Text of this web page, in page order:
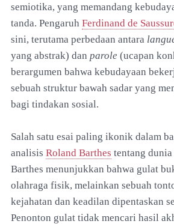
semiotika, yang memandang
tanda. Pengaruh Ferdinand de
sini, terutama perbedaan antara
yang abstrak) dan parole (ucapan
berargumen bahwa kebudayaan
sebuah struktur bawah sadar yang
bagi tindakan sosial.
Salah satu esai paling ikonik dalam
analisis Roland Barthes tentang
Barthes menunjukkan bahwa gulat
olahraga fisik, melainkan sebuah
kejahatan dan keadilan dipentaskan
Penonton gulat tidak mencari hasil